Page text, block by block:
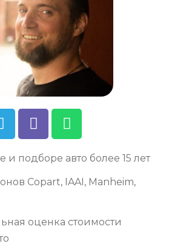
и подборе авто более 15 лет
Copart, IAAI, Manheim,
оценка стоимости